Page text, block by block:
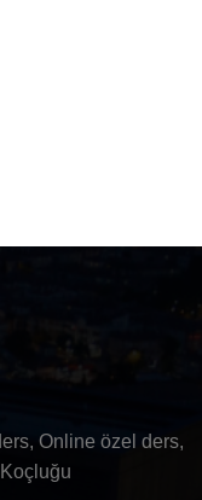
Online özel ders,